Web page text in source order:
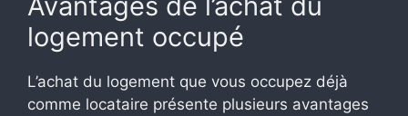
logement occupé
L’achat du logement que vous occupez déjà
comme locataire présente plusieurs avantages